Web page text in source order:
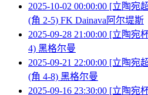
2025-10-02 00:00:00 [立陶宛
(角 2-5) FK Dainava阿尔堤斯
2025-09-28 21:00:00 [立陶宛
4) 黑格尔曼
2025-09-21 22:00:00 [立陶宛
(角 4-8) 黑格尔曼
2025-09-16 23:30:00 [立陶宛